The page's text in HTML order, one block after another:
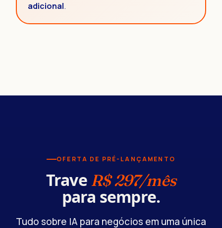
adicional.
OFERTA DE PRÉ-LANÇAMENTO
Trave R$ 297/mês
para sempre.
Tudo sobre IA para negócios em uma única